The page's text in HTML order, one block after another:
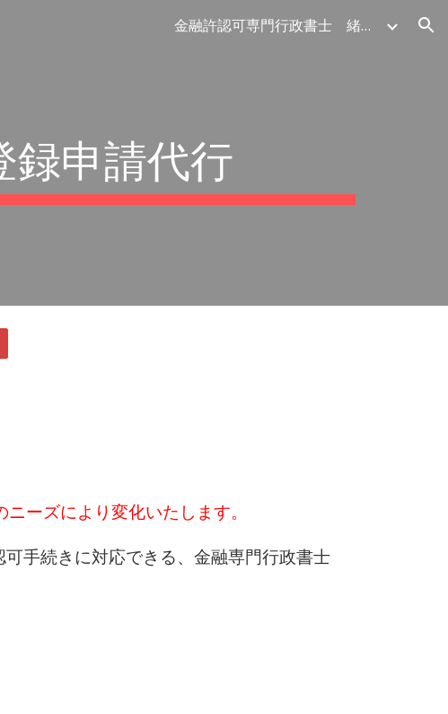
金融許認可専門行政書士 緒方法務事務所:
録申請代行
ーズにより変化いたします。
手続きに対応できる、金融専門行政書士